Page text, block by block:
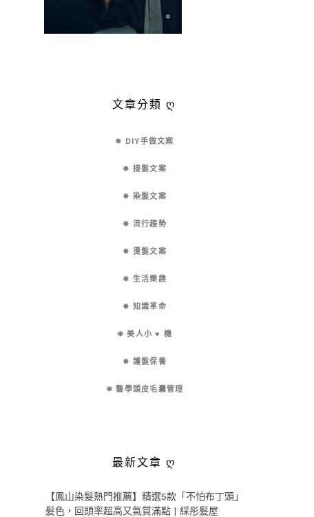
文章分類 ღ
✵ DIY手做文案
✵ 接髮文案
✵ 染髮文案
✵ 流行趨勢
✵ 燙髮文案
✵ 生活樂趣
✵ 知識革命
✵ 美人小 ♥ 機
✵ 護髮保養
✵ 醫學頭皮毛囊管理
最新文章 ღ
【鳳山染髮熱門推薦】精選5款「不怕布丁頭」
髮色，回頭率超高又氣質滿點 | 綵彤髮屋